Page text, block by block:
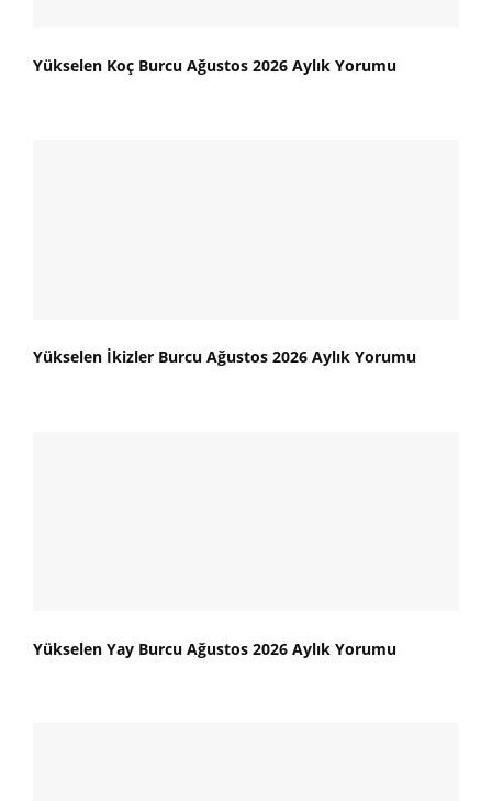
Yükselen Koç Burcu Ağustos 2026 Aylık Yorumu
Yükselen İkizler Burcu Ağustos 2026 Aylık Yorumu
Yükselen Yay Burcu Ağustos 2026 Aylık Yorumu